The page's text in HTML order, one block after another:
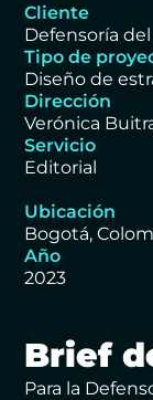
Cliente
Defensoría
Tipo de
Diseño de
Dirección
Verónica
Servicio
Editorial
Ubicación
Bogotá,
Año
2023
Brief
Para la